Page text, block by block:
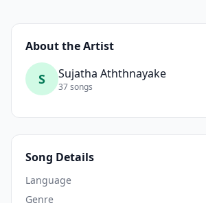
About the Artist
S Sujatha Aththnayake
37 songs
Song Details
Language
Genre